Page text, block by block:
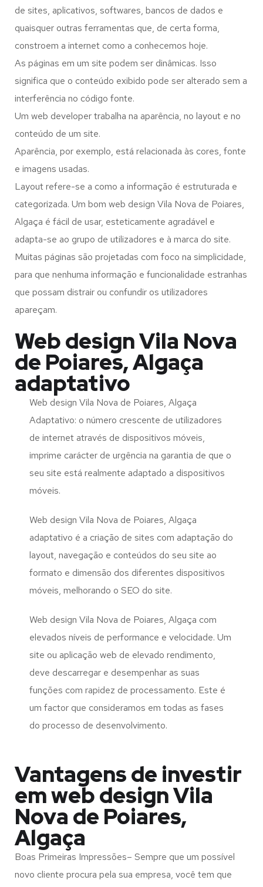
de sites, aplicativos, softwares, bancos de dados e
quaisquer outras ferramentas que, de certa forma,
constroem a internet como a conhecemos hoje.
As páginas em um site podem ser dinâmicas. Isso
significa que o conteúdo exibido pode ser alterado sem a
interferência no código fonte.
Um web developer trabalha na aparência, no layout e no
conteúdo de um site.
Aparência, por exemplo, está relacionada às cores, fonte
e imagens usadas.
Layout refere-se a como a informação é estruturada e
categorizada. Um bom web design Vila Nova de Poiares,
Algaça é fácil de usar, esteticamente agradável e
adapta-se ao grupo de utilizadores e à marca do site.
Muitas páginas são projetadas com foco na simplicidade,
para que nenhuma informação e funcionalidade estranhas
que possam distrair ou confundir os utilizadores
apareçam.
Web design Vila Nova
de Poiares, Algaça
adaptativo
Web design Vila Nova de Poiares, Algaça
Adaptativo: o número crescente de utilizadores
de internet através de dispositivos móveis,
imprime carácter de urgência na garantia de que o
seu site está realmente adaptado a dispositivos
móveis.
Web design Vila Nova de Poiares, Algaça
adaptativo é a criação de sites com adaptação do
layout, navegação e conteúdos do seu site ao
formato e dimensão dos diferentes dispositivos
móveis, melhorando o SEO do site.
Web design Vila Nova de Poiares, Algaça com
elevados níveis de performance e velocidade. Um
site ou aplicação web de elevado rendimento,
deve descarregar e desempenhar as suas
funções com rapidez de processamento. Este é
um factor que consideramos em todas as fases
do processo de desenvolvimento.
Vantagens de investir
em web design Vila
Nova de Poiares,
Algaça
Boas Primeiras Impressões– Sempre que um possível
novo cliente procura pela sua empresa, você tem que